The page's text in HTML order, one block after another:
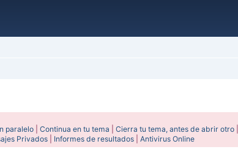
paralelo |Continua en tu tema |Cierra tu tema, antes de abrir otro
Privados Informes de resultados |Antivirus Online